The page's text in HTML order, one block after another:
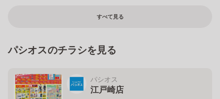
すべて見る
パシオスのチラシを見る
パシオス
江戸崎店